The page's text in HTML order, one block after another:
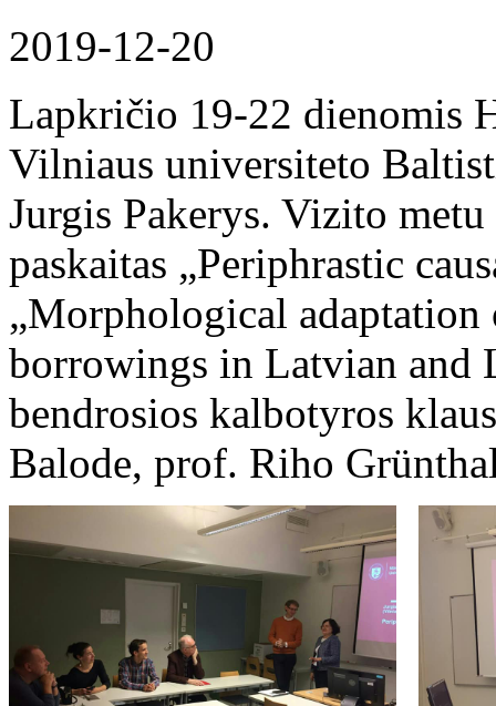
2019-12-20
Lapkričio 19-22 dienomis
Vilniaus universiteto
Jurgis Pakerys. Vizito
paskaitas „Periphrastic
„Morphological
borrowings in Latvian and
bendrosios kalbotyros
Balode, prof. Riho